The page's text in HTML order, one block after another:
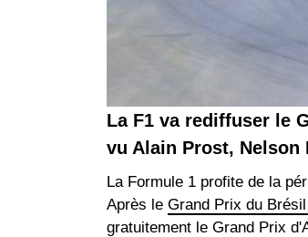
La F1 va rediffuser le
vu Alain Prost,
La Formule 1 profite de la
Après le Grand Prix du
gratuitement le Grand Prix